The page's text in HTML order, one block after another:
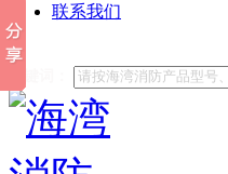
联系我们
他们都在搜索: